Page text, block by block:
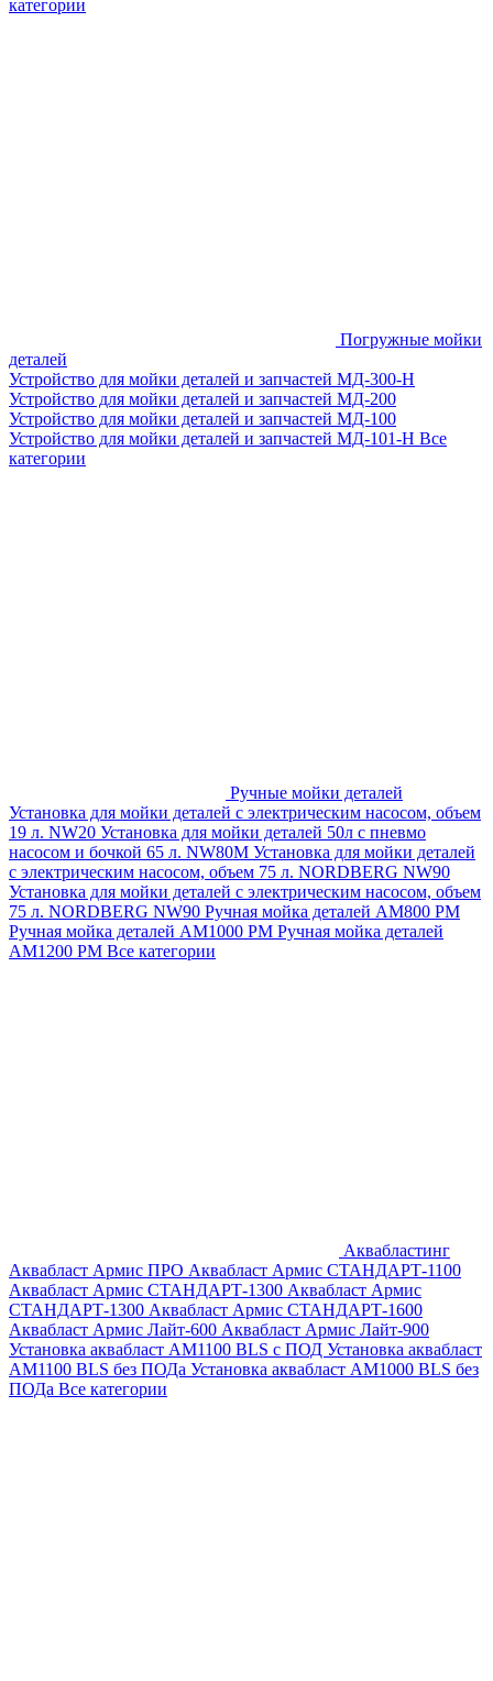
категории
Погружные мойки
деталей
Устройство для мойки деталей и запчастей МД-300-H
Устройство для мойки деталей и запчастей МД-200
Устройство для мойки деталей и запчастей МД-100
Устройство для мойки деталей и запчастей МД-101-Н Все
категории
Ручные мойки деталей
Установка для мойки деталей с электрическим насосом, объем
19 л. NW20 Установка для мойки деталей 50л с пневмо
насосом и бочкой 65 л. NW80M Установка для мойки деталей
с электрическим насосом, объем 75 л. NORDBERG NW90
Установка для мойки деталей с электрическим насосом, объем
75 л. NORDBERG NW90 Ручная мойка деталей АМ800 РМ
Ручная мойка деталей АМ1000 РМ Ручная мойка деталей
АМ1200 РМ Все категории
Аквабластинг
Аквабласт Армис ПРО Аквабласт Армис СТАНДАРТ-1100
Аквабласт Армис СТАНДАРТ-1300 Аквабласт Армис
СТАНДАРТ-1300 Аквабласт Армис СТАНДАРТ-1600
Аквабласт Армис Лайт-600 Аквабласт Армис Лайт-900
Установка аквабласт AM1100 BLS с ПОД Установка аквабласт
AM1100 BLS без ПОДа Установка аквабласт AM1000 BLS без
ПОДа Все категории